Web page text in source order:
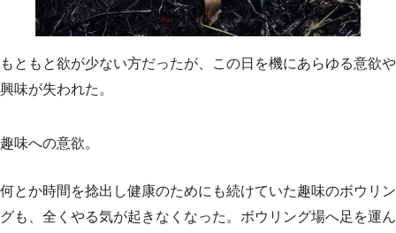
もともと欲が少ない方だったが、この日を機にあらゆる意欲や
興味が失われた。
趣味への意欲。
何とか時間を捻出し健康のためにも続けていた趣味のボウリン
グも、全くやる気が起きなくなった。ボウリング場へ足を運ん